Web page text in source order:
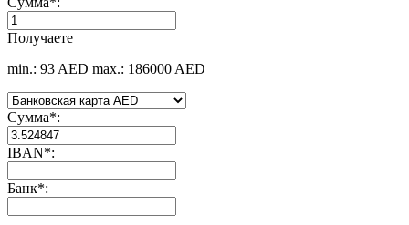
Получаете
min.: 93 AED max.: 186000 AED
Сумма*:
IBAN*:
Банк*: